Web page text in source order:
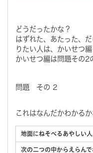
どうだったかな？
はずれた、あたった、
りたい人は、かいせつ編
かいせつ編は問題その2
問題 その 2
これはなんだかわかるか
地面にねそべるあやしい
次の二つの中からえらんで